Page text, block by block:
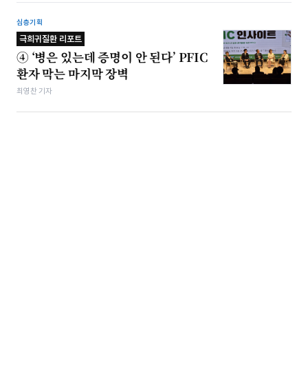
심층기획
극희귀질환 리포트
④ ‘병은 있는데 증명이 안 된다’ PFIC
환자 막는 마지막 장벽
최영찬 기자